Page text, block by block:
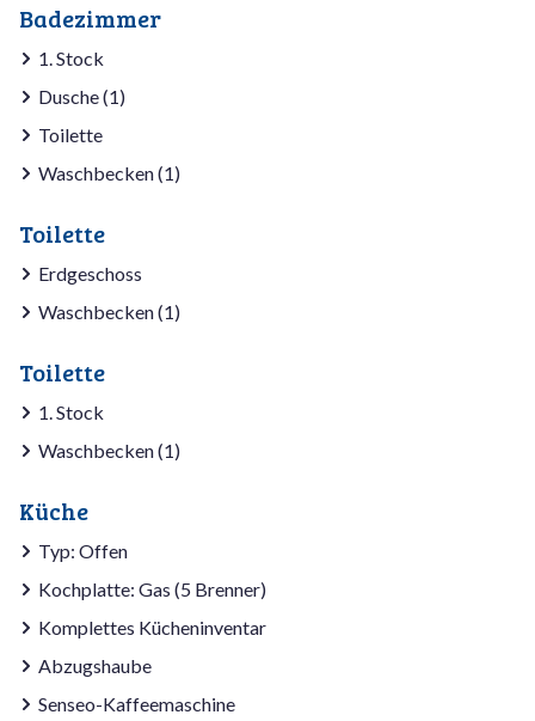
Badezimmer
1. Stock
Dusche (1)
Toilette
Waschbecken (1)
Toilette
Erdgeschoss
Waschbecken (1)
Toilette
1. Stock
Waschbecken (1)
Küche
Typ: Offen
Kochplatte: Gas (5 Brenner)
Komplettes Kücheninventar
Abzugshaube
Senseo-Kaffeemaschine